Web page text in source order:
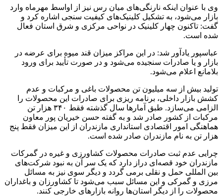
وی با عنوان اینکه نارنگی‌های میان رس نیز از اواسط مهرماه وارد
بازار می‌شود، به تشکیل کلینیک‌های کیفیت سنجی اشاره کرد و
گفت: تاکنون چهار کلینیک در نواحی مرکزی و شرق استان فعال
شده است.
عباسپور یادآور شد: در این مراکز میزان قند میوه برای عرضه در
بازار و یا صادرات سنجیده می‌شود و در صورت تأیید برای ورود
بلامانع اعلام می‌شود.
تولید بیش از سه میلیون تن محصولات باغی و مرکبات و عدم
کشش بازار داخلی، برنامه ریزی برای صادرات این محصولات را
الزامی می‌سازد. طبق آمارها سال گذشته فقط ۳۴۰ هزار تن
مرکبات از کشور صادر شد و به گفته حسن خیریان پور معاون
هماهنگی امور اقتصادی استانداری مازندران از این میزان فقط پنج
هزار تن به نام مازندران صادر شده است.
چرایی عدم ثبت صادرات محصولات کشاورزی و غیره در گمرکات
مازندران خود قصه‌ای دراز دارد که یک سر آن به نبود شرکت‌های
بین المللی حمل و نقلی برمی گردد و دیگر سوی نیز به مسائل
مرزی و گمرکی و این مسائل سبب می‌شود تا کشاورزان و باغداران
محصولات را از دیگر استان‌ها روانه بازارهای خارجی کنند.